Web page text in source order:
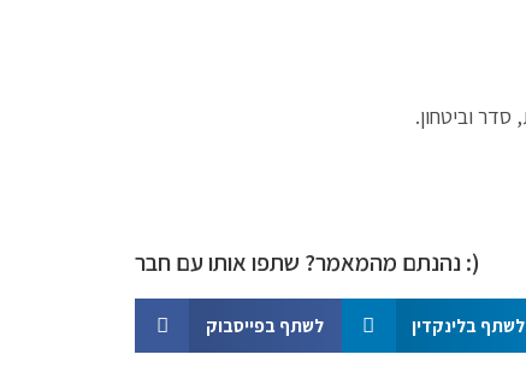
וביטחון.
נהנתם מהמאמר? שתפו אותו עם חבר :)
לשתף בפייסבוק לשתף בלינקדין